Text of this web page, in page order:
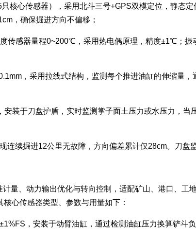
核心传感器），采用北斗三号+GPS双模定位，静态
，确保掘进方向不偏移；
传感器量程0~200℃，采用热电偶原理，精度±1℃；
，采用拉线式结构，监测每个推进油缸的伸缩量
装于刀盘护盾，实时监测掌子面土压力或水压力，
续掘进12公里无故障，方向偏差累计仅28cm。刀盘
量、动力输出优化与转向控制，适配矿山、港口、
心传感器类型、参数与用量如下：
，安装于动臂油缸，通过检测油缸压力换算铲斗